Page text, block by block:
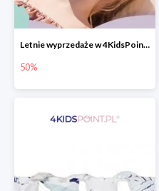
Letnie wyprzedaże w 4KidsPoint do -50%
50%